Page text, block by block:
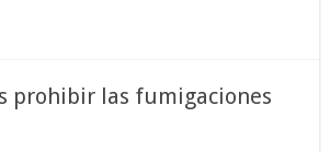
prohibir las fumigaciones